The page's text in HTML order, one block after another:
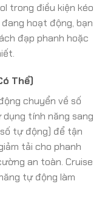
trong điều kiện kéo
hoạt động, bạn
đạp phanh hoặc
Thể)
chuyển về số
tính năng sang
tự động) để tận
tải cho phanh
an toàn. Cruise
tự động làm